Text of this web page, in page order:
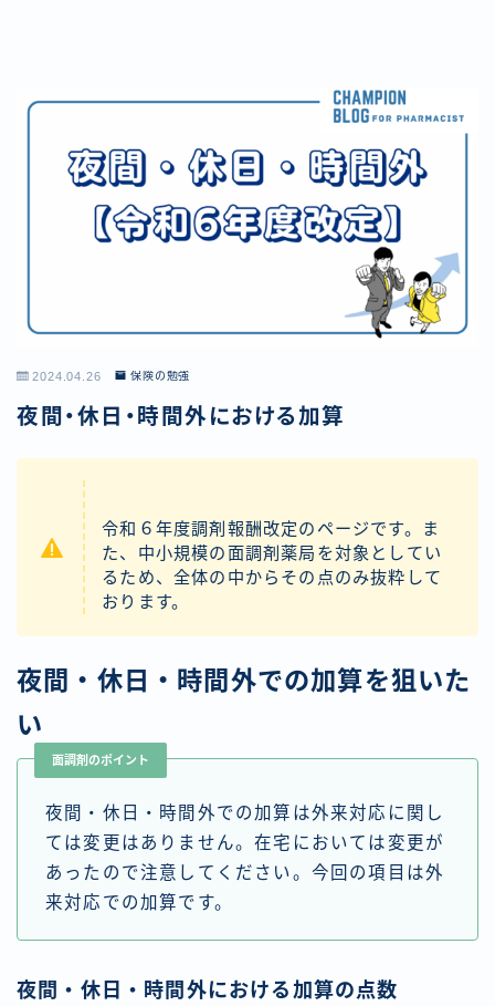
2024.04.26 保険の勉強
夜間・休日・時間外における加算
令和６年度調剤報酬改定のページです。ま
た、中小規模の面調剤薬局を対象としてい
るため、全体の中からその点のみ抜粋して
おります。
夜間・休日・時間外での加算を狙いた
い
面調剤のポイント
夜間・休日・時間外での加算は外来対応に関し
ては変更はありません。在宅においては変更が
あったので注意してください。今回の項目は外
来対応での加算です。
夜間・休日・時間外における加算の点数